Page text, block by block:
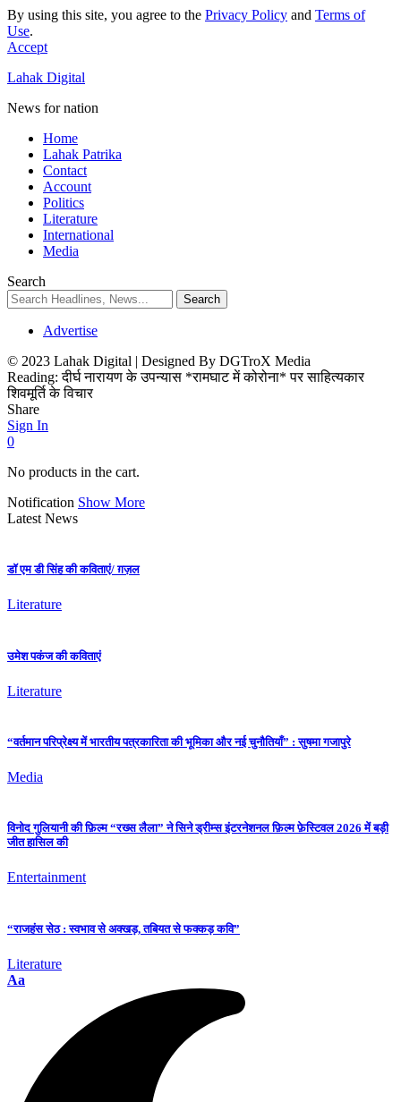
By using this site, you agree to the Privacy Policy and Terms of
Use.
Accept
Lahak Digital
News for nation
Home
Lahak Patrika
Contact
Account
Politics
Literature
International
Media
Search
Advertise
© 2023 Lahak Digital | Designed By DGTroX Media
Reading: दीर्घ नारायण के उपन्यास *रामघाट में कोरोना* पर साहित्यकार
शिवमूर्ति के विचार
Share
Sign In
0
No products in the cart.
Notification Show More
Latest News
डॉ एम डी सिंह की कविताएं/ ग़ज़ल
Literature
उमेश पकंज की कविताएं
Literature
“वर्तमान परिप्रेक्ष्य में भारतीय पत्रकारिता की भूमिका और नई चुनौतियाँ” : सुषमा गजापुरे
Media
विनोद गुलियानी की फ़िल्म “रख्स लैला” ने सिने ड्रीम्स इंटरनेशनल फ़िल्म फ़ेस्टिवल 2026 में बड़ी
जीत हासिल की
Entertainment
“राजहंस सेठ : स्वभाव से अक्खड़, तबियत से फक्कड़ कवि”
Literature
Aa